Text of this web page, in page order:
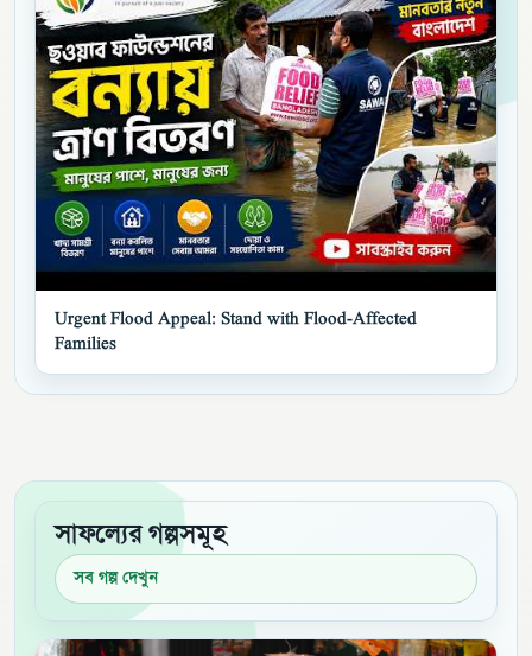
▶
Urgent Flood Appeal: Stand with Flood-Affected
Families
সাফল্যের গল্পসমূহ
সব গল্প দেখুন